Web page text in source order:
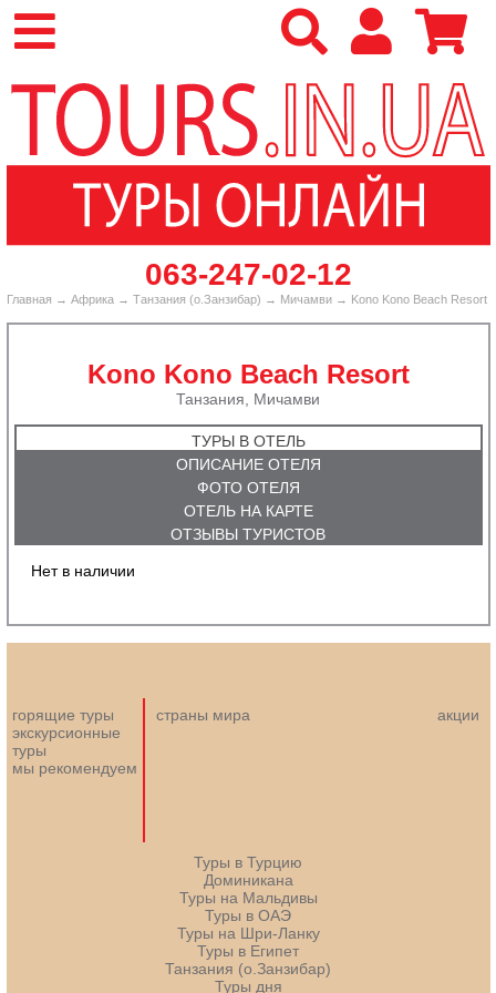
‎063-247-02-12
Главная → Африка→ Танзания (о.Занзибар) → Мичамви→ Kono Kono Beach Resort
Kono Kono Beach Resort
Танзания, Мичамви
ТУРЫ В ОТЕЛЬ
ОПИСАНИЕ ОТЕЛЯ
ФОТО ОТЕЛЯ
ОТЕЛЬ НА КАРТЕ
ОТЗЫВЫ ТУРИСТОВ
Нет в наличии
горящие туры
экскурсионные
туры
мы рекомендуем
страны мира акции
Туры в Турцию
Доминикана
Туры на Мальдивы
Туры в ОАЭ
Туры на Шри-Ланку
Туры в Египет
Танзания (о.Занзибар)
Туры дня